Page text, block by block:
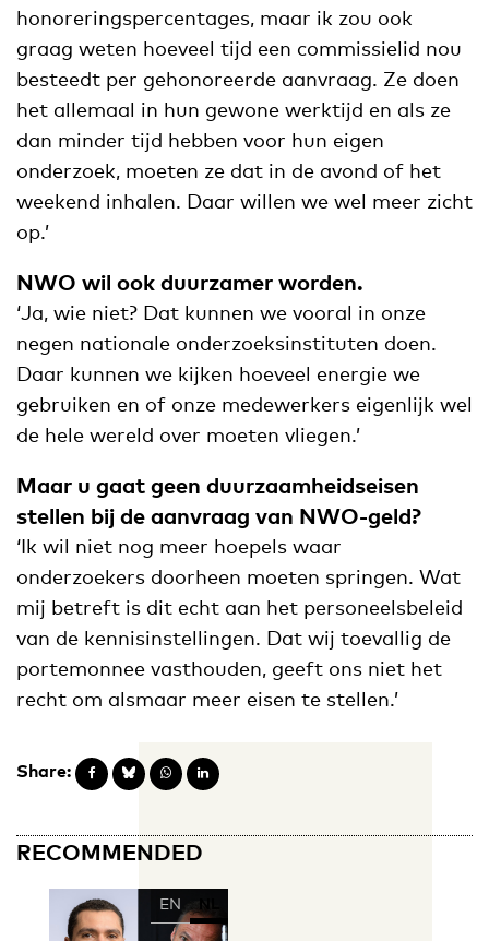
honoreringspercentages, maar ik zou ook
graag weten hoeveel tijd een commissielid nou
besteedt per gehonoreerde aanvraag. Ze doen
het allemaal in hun gewone werktijd en als ze
dan minder tijd hebben voor hun eigen
onderzoek, moeten ze dat in de avond of het
weekend inhalen. Daar willen we wel meer zicht
op.’
NWO wil ook duurzamer worden.
‘Ja, wie niet? Dat kunnen we vooral in onze
negen nationale onderzoeksinstituten doen.
Daar kunnen we kijken hoeveel energie we
gebruiken en of onze medewerkers eigenlijk wel
de hele wereld over moeten vliegen.’
Maar u gaat geen duurzaamheidseisen
stellen bij de aanvraag van NWO-geld?
‘Ik wil niet nog meer hoepels waar
onderzoekers doorheen moeten springen. Wat
mij betreft is dit echt aan het personeelsbeleid
van de kennisinstellingen. Dat wij toevallig de
portemonnee vasthouden, geeft ons niet het
recht om alsmaar meer eisen te stellen.’
Share:
RECOMMENDED
EN NL